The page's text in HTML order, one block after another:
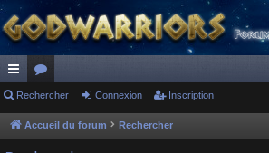
ac
co
ur
or
u
m
Rechercher Connexion Inscription
Accueil du forum Rechercher